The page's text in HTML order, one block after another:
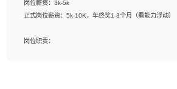
标志及吉祥物设计，效果图后期处理等。
1、艺术设计类相关专业；（其中需求分析顾问不限专业）
岗位薪资：3k-5k
正式岗位薪资：5k-10K，年终奖1-3个月（看能力浮动）
岗位职责：